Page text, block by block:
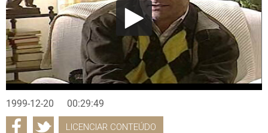
1999-12-20 00:29:49
LICENCIAR CONTEÚDO